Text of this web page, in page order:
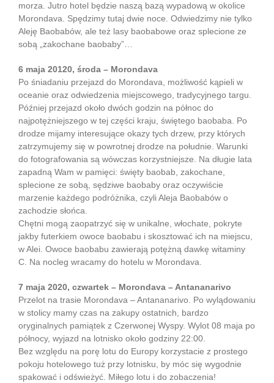
morza. Jutro hotel będzie naszą bazą wypadową w okolice
Morondava. Spędzimy tutaj dwie noce. Odwiedzimy nie tylko
Aleję Baobabów, ale też lasy baobabowe oraz splecione ze
sobą „zakochane baobaby”…
6 maja 20120, środa – Morondava
Po śniadaniu przejazd do Morondava, możliwość kąpieli w
oceanie oraz odwiedzenia miejscowego, tradycyjnego targu.
Później przejazd około dwóch godzin na północ do
najpotężniejszego w tej części kraju, świętego baobaba. Po
drodze mijamy interesujące okazy tych drzew, przy których
zatrzymujemy się w powrotnej drodze na południe. Warunki
do fotografowania są wówczas korzystniejsze. Na długie lata
zapadną Wam w pamięci: święty baobab, zakochane,
splecione ze sobą, sędziwe baobaby oraz oczywiście
marzenie każdego podróżnika, czyli Aleja Baobabów o
zachodzie słońca.
Chętni mogą zaopatrzyć się w unikalne, włochate, pokryte
jakby futerkiem owoce baobabu i skosztować ich na miejscu,
w Alei. Owoce baobabu zawierają potężną dawkę witaminy
C. Na nocleg wracamy do hotelu w Morondava.
7 maja 2020, czwartek – Morondava – Antananarivo
Przelot na trasie Morondava – Antananarivo. Po wylądowaniu
w stolicy mamy czas na zakupy ostatnich, bardzo
oryginalnych pamiątek z Czerwonej Wyspy. Wylot 08 maja po
północy, wyjazd na lotnisko około godziny 22:00.
Bez względu na porę lotu do Europy korzystacie z prostego
pokoju hotelowego tuż przy lotnisku, by móc się wygodnie
spakować i odświeżyć. Miłego lotu i do zobaczenia!